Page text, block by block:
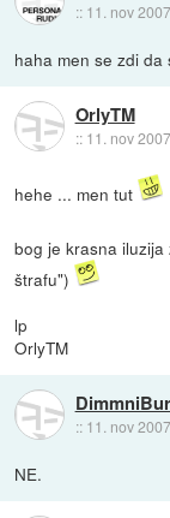
:: 11. nov
haha men se zdi
OrlyTM
:: 11. nov
hehe ... men tut
bog je krasna
štrafu")
lp
OrlyTM
:: 11. nov
NE.